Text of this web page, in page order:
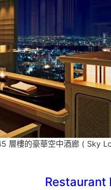
層樓的豪華空中酒廊 ( Sky
Restaurant